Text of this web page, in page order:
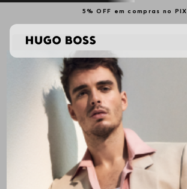
5% OFF em compras no PIX